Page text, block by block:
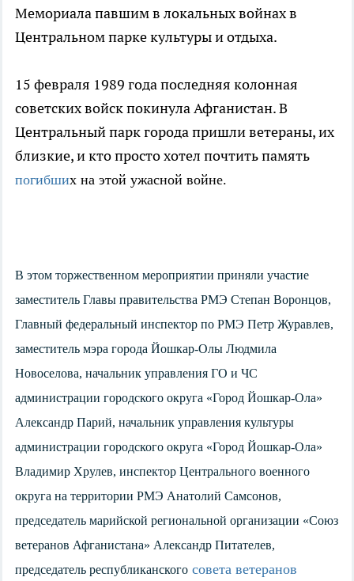
Мемориала павшим в локальных войнах в
Центральном парке культуры и отдыха.
15 февраля 1989 года последняя колонная
советских войск покинула Афганистан. В
Центральный парк города пришли ветераны, их
близкие, и кто просто хотел почтить память
погибших на этой ужасной войне.
В этом торжественном мероприятии приняли участие
заместитель Главы правительства РМЭ Степан Воронцов,
Главный федеральный инспектор по РМЭ Петр Журавлев,
заместитель мэра города Йошкар-Олы Людмила
Новоселова, начальник управления ГО и ЧС
администрации городского округа «Город Йошкар-Ола»
Александр Парий, начальник управления культуры
администрации городского округа «Город Йошкар-Ола»
Владимир Хрулев, инспектор Центрального военного
округа на территории РМЭ Анатолий Самсонов,
председатель марийской региональной организации «Союз
ветеранов Афганистана» Александр Питателев,
председатель республиканского совета ветеранов